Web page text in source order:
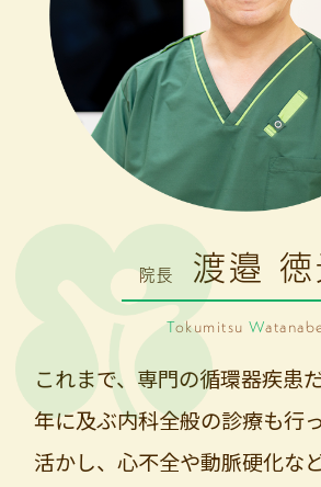
院長 渡邉
Tokumitsu W
これまで、専門の循環器疾患
年に及ぶ内科全般の診療も行
活かし、心不全や動脈硬化な